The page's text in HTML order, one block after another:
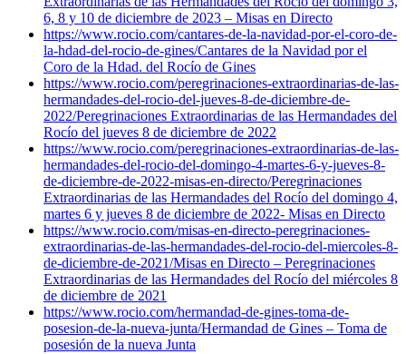
6, 8 y 10 de diciembre de 2023 – Misas en Directo
https://www.rocio.com/cantares-de-la-navidad-por-el-coro-de-
la-hdad-del-rocio-de-gines/Cantares de la Navidad por el
Coro de la Hdad. del Rocío de Gines
https://www.rocio.com/peregrinaciones-extraordinarias-de-las-
hermandades-del-rocio-del-jueves-8-de-diciembre-de-
2022/Peregrinaciones Extraordinarias de las Hermandades del
Rocío del jueves 8 de diciembre de 2022
https://www.rocio.com/peregrinaciones-extraordinarias-de-las-
hermandades-del-rocio-del-domingo-4-martes-6-y-jueves-8-
de-diciembre-de-2022-misas-en-directo/Peregrinaciones
Extraordinarias de las Hermandades del Rocío del domingo 4,
martes 6 y jueves 8 de diciembre de 2022- Misas en Directo
https://www.rocio.com/misas-en-directo-peregrinaciones-
extraordinarias-de-las-hermandades-del-rocio-del-miercoles-8-
de-diciembre-de-2021/Misas en Directo – Peregrinaciones
Extraordinarias de las Hermandades del Rocío del miércoles 8
de diciembre de 2021
https://www.rocio.com/hermandad-de-gines-toma-de-
posesion-de-la-nueva-junta/Hermandad de Gines – Toma de
posesión de la nueva Junta